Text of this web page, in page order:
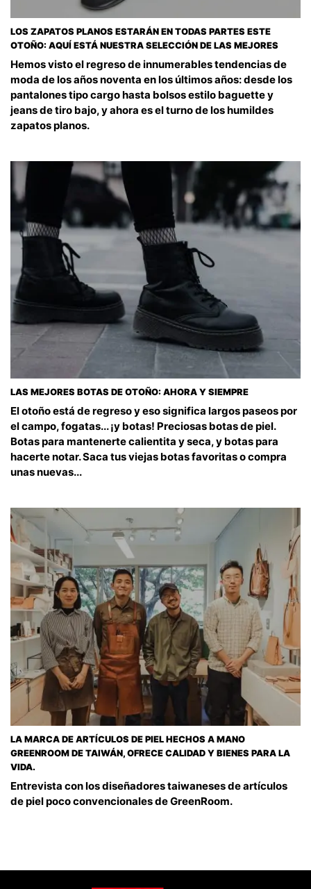
LOS ZAPATOS PLANOS ESTARÁN EN TODAS PARTES ESTE
OTOÑO: AQUÍ ESTÁ NUESTRA SELECCIÓN DE LAS MEJORES
Hemos visto el regreso de innumerables tendencias de
moda de los años noventa en los últimos años: desde los
pantalones tipo cargo hasta bolsos estilo baguette y
jeans de tiro bajo, y ahora es el turno de los humildes
zapatos planos.
LAS MEJORES BOTAS DE OTOÑO: AHORA Y SIEMPRE
El otoño está de regreso y eso significa largos paseos por
el campo, fogatas... ¡y botas! Preciosas botas de piel.
Botas para mantenerte calientita y seca, y botas para
hacerte notar. Saca tus viejas botas favoritas o compra
unas nuevas...
LA MARCA DE ARTÍCULOS DE PIEL HECHOS A MANO
GREENROOM DE TAIWÁN, OFRECE CALIDAD Y BIENES PARA LA
VIDA.
Entrevista con los diseñadores taiwaneses de artículos
de piel poco convencionales de GreenRoom.